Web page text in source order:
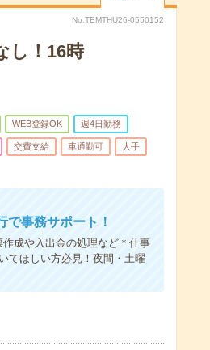
No.TEMTHU26-0550152
し！16時
WEB登録OK 週4日勤務
交費支給 車通勤可 大手
で事務サポート！
成や入出金の処理など＊仕事
てほしい方必見！夜間・土曜